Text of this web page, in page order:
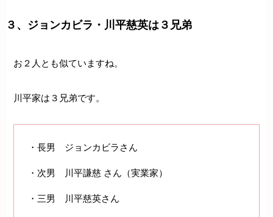
３、ジョンカビラ・川平慈英は３兄弟
お２人とも似ていますね。
川平家は３兄弟です。
・長男 ジョンカビラさん
・次男 川平謙慈 さん（実業家）
・三男 川平慈英さん